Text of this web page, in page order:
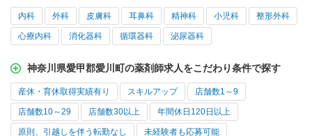
内科 外科 皮膚科 耳鼻科 精神科 小児科 整形外科
心療内科 消化器科 循環器科 泌尿器科
神奈川県愛甲郡愛川町の薬剤師求人をこだわり条件で探す
産休・育休取得実績有り スキルアップ 店舗数1～9
店舗数10～29 店舗数30以上 年間休日120日以上
原則、引越しを伴う転勤なし 未経験者も応募可能